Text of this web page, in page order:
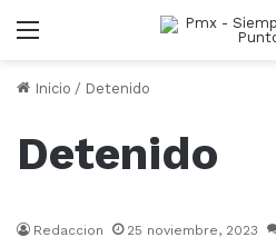
Menu
Inicio / Detenido
Detenido
Redaccion 25 noviembre, 2023